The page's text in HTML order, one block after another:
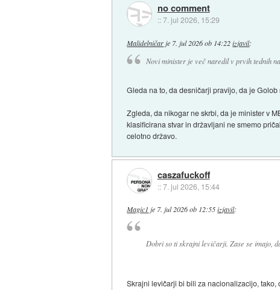
no comment
::7. jul 2026, 15:29
Malidelničar je 7. jul 2026 ob 14:22 izjavil:
Novi minister je več naredil v prvih tednih
Gleda na to, da desničarji pravijo, da je
Zgleda, da nikogar ne skrbi, da je minister v
klasificirana stvar in državljani ne smemo
celotno državo.
caszafuckoff
::7. jul 2026, 15:44
Magic1 je 7. jul 2026 ob 12:55 izjavil:
Dobri so ti skrajni levičarji. Zase se imajo,
Skrajni levičarji bi bili za nacionalizacijo, tako,